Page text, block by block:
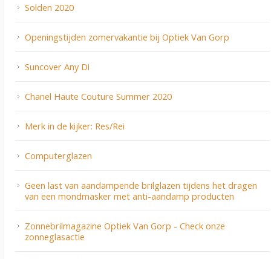
Solden 2020
Openingstijden zomervakantie bij Optiek Van Gorp
Suncover Any Di
Chanel Haute Couture Summer 2020
Merk in de kijker: Res/Rei
Computerglazen
Geen last van aandampende brilglazen tijdens het dragen
van een mondmasker met anti-aandamp producten
Zonnebrilmagazine Optiek Van Gorp - Check onze
zonneglasactie